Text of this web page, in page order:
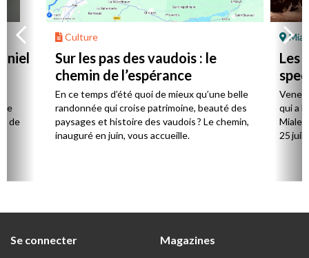
de
Culture
Sur les pas des vaudois : le
chemin de l’espérance
En ce temps d’été quoi de mieux qu’une belle
randonnée qui croise patrimoine, beauté des
paysages et histoire des vaudois ? Le chemin,
inauguré en juin, vous accueille.
Les
qui a
25
Se connecter
Magazines